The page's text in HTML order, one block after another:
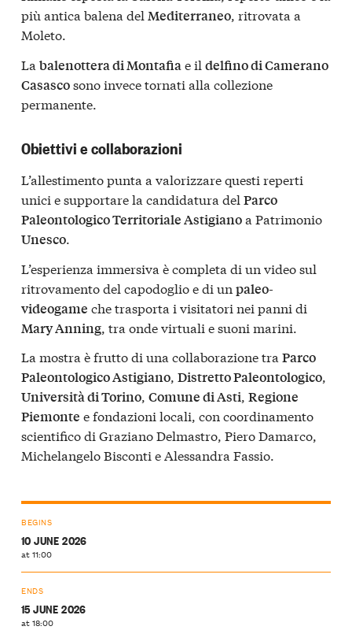
più antica balena del Mediterraneo, ritrovata a
Moleto.
La balenottera di Montafiae il delfino di Camerano
Casascosono invece tornati alla collezione
permanente.
Obiettivi e collaborazioni
L’allestimento punta a valorizzare questi reperti
unici e supportare la candidatura del Parco
Paleontologico Territoriale Astigianoa Patrimonio
Unesco.
L’esperienza immersiva è completa di un video sul
ritrovamento del capodoglio e di un paleo-
videogame che trasporta i visitatori nei panni di
Mary Anning , tra onde virtuali e suoni marini.
La mostra è frutto di una collaborazione tra Parco
Paleontologico Astigiano, Distretto Paleontologico,
Università di Torino, Comune di Asti, Regione
Piemonte e fondazioni locali, con coordinamento
scientifico di Graziano Delmastro, Piero Damarco,
Michelangelo Bisconti e Alessandra Fassio.
BEGINS
10 JUNE 2026
at 11:00
ENDS
15 JUNE 2026
at 18:00